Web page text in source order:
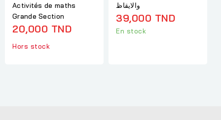
Activités de maths
Grande Section
20,000 TND
Hors stock
والايقاظ
39,000 TND
En stock